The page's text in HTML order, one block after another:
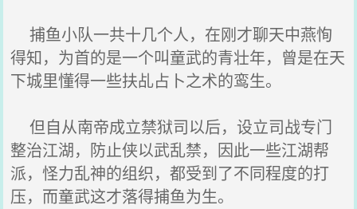
捕鱼小队一共十几个人，在刚才聊天中燕恂
得知，为首的是一个叫童武的青壮年，曾是在天
下城里懂得一些扶乩占卜之术的鸾生。
但自从南帝成立禁狱司以后，设立司战专门
整治江湖，防止侠以武乱禁，因此一些江湖帮
派，怪力乱神的组织，都受到了不同程度的打
压，而童武这才落得捕鱼为生。